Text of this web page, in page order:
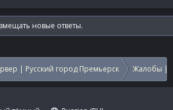
новые ответы.
| Русский город Премьерск Жалобы |